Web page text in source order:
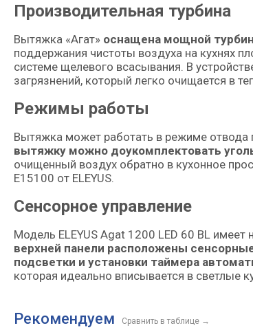
Производительная турбина
Вытяжка «Агат» оснащена мощной
поддержания чистоты воздуха на кухнях
системе щелевого всасывания. В
загрязнений, который легко очищается в
Режимы работы
Вытяжка может работать в режиме отвода
вытяжку можно доукомплектовать
очищенный воздух обратно в кухонное
E15100 от ELEYUS.
Сенсорное управление
Модель ELEYUS Agat 1200 LED 60 BL
верхней панели расположены
подсветки и установки таймера
которая идеально вписывается в светлые
Рекомендуем Сравнить в таблице →